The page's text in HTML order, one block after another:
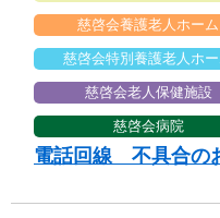
慈啓会養護老人ホーム
慈啓会特別養護老人ホ
慈啓会老人保健施設
慈啓会病院
電話回線 不具合の